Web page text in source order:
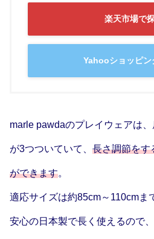
楽天市場で
Yahooショッピン
marle pawdaのプレイウェアは
が3つついていて、 長さ調節をす
ができます。
適応サイズは約85cm～110cmま
安心の日本製で長く使えるので